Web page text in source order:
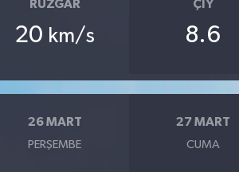
RÜZGAR
20 km/s
ÇIY
8.6
26 MART
PERŞEMBE
27 MART
CUMA